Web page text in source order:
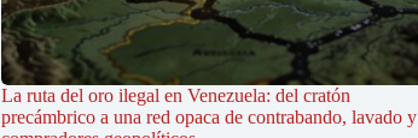
La ruta del oro ilegal en Venezuela: del cratón
precámbrico a una red opaca de contrabando, lavado y